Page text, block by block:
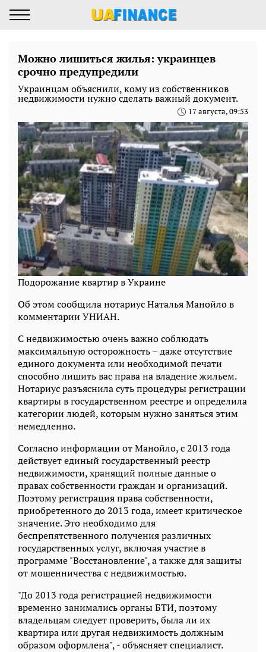
Можно лишиться жилья: украинцев
срочно предупредили
Украинцам объяснили, кому из собственников
недвижимости нужно сделать важный документ.
17 августа, 09:53
Подорожание квартир в Украине
Об этом сообщила нотариус Наталья Манойло в
комментарии УНИАН.
С недвижимостью очень важно соблюдать
максимальную осторожность – даже отсутствие
единого документа или необходимой печати
способно лишить вас права на владение жильем.
Нотариус разъяснила суть процедуры регистрации
квартиры в государственном реестре и определила
категории людей, которым нужно заняться этим
немедленно.
Согласно информации от Манойло, с 2013 года
действует единый государственный реестр
недвижимости, хранящий полные данные о
правах собственности граждан и организаций.
Поэтому регистрация права собственности,
приобретенного до 2013 года, имеет критическое
значение. Это необходимо для
беспрепятственного получения различных
государственных услуг, включая участие в
программе "Восстановление", а также для защиты
от мошенничества с недвижимостью.
"До 2013 года регистрацией недвижимости
временно занимались органы БТИ, поэтому
владельцам следует проверить, была ли их
квартира или другая недвижимость должным
образом оформлена", - объясняет специалист.